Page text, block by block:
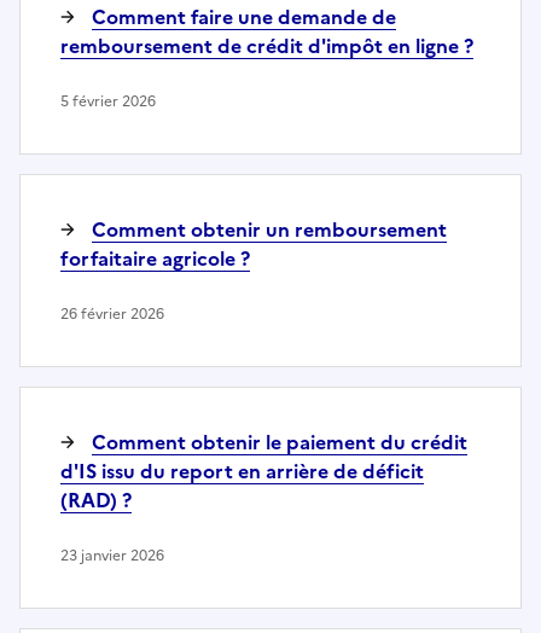
Comment faire une demande de
remboursement de crédit d'impôt en ligne ?
5 février 2026
Comment obtenir un remboursement
forfaitaire agricole ?
26 février 2026
Comment obtenir le paiement du crédit
d'IS issu du report en arrière de déficit
(RAD) ?
23 janvier 2026